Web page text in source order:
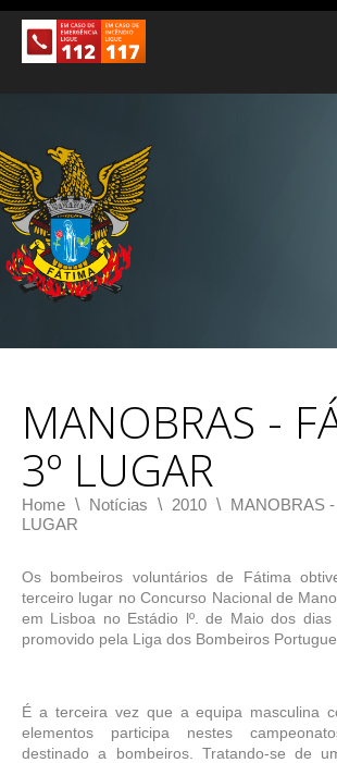
MANOBRAS -
3º LUGAR
Home \ Notícias \ 2010 \ MANOBRAS -
LUGAR
Os bombeiros voluntários de Fátima
terceiro lugar no Concurso Nacional de
em Lisboa no Estádio lº. de Maio dos
promovido pela Liga dos Bombeiros
É a terceira vez que a equipa masculina
elementos participa nestes
destinado a bombeiros. Tratando-se de